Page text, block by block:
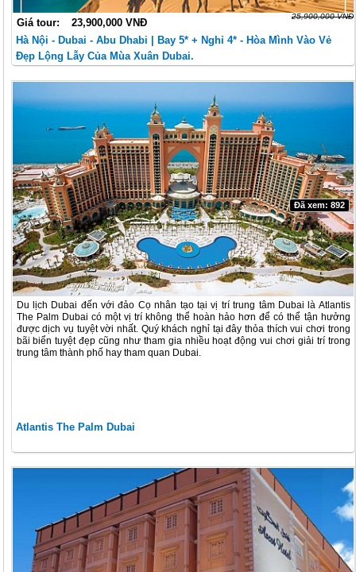
Giá tour:
25,900,000 VNĐ
23,900,000 VNĐ
Hà Nội - Dubai - Abu Dhabi | Bay 5* + Nghỉ 4* - Hòa Mình Vào Vẻ
Đẹp Lộng Lẫy Của Mùa Xuân Dubai.
Du lịch Dubai đến với đảo Cọ nhân tạo tại vị trí trung tâm Dubai là Atlantis
The Palm Dubai có một vị trí không thể hoàn hảo hơn để có thể tận hưởng
được dịch vụ tuyệt vời nhất. Quý khách nghỉ tại đây thỏa thích vui chơi trong
bãi biển tuyệt đẹp cũng như tham gia nhiều hoạt động vui chơi giải trí trong
trung tâm thành phố hay tham quan Dubai.
Đã xem: 892
Atlantis The Palm Dubai